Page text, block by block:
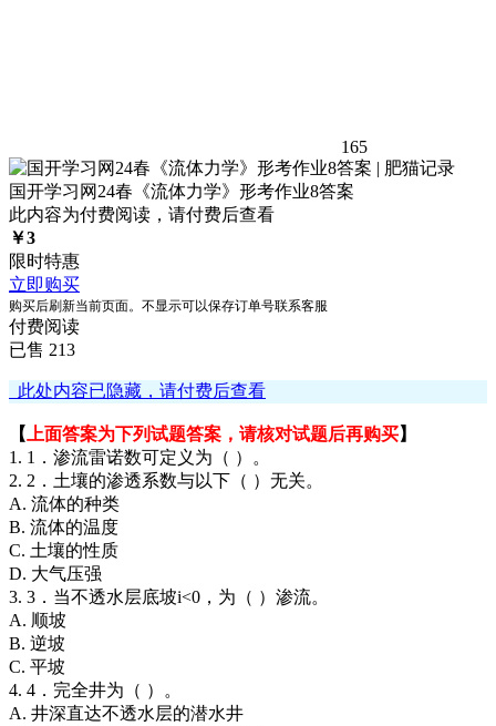
165
国开学习网24春《流体力学》形考作业8答案
此内容为付费阅读，请付费后查看
￥3
限时特惠
立即购买
购买后刷新当前页面。不显示可以保存订单号联系客服
付费阅读
已售 213
此处内容已隐藏，请付费后查看
【 上面答案为下列试题答案，请核对试题后再购买】
1. 1．渗流雷诺数可定义为（ ）。
2. 2．土壤的渗透系数与以下（ ）无关。
A. 流体的种类
B. 流体的温度
C. 土壤的性质
D. 大气压强
3. 3．当不透水层底坡i<0，为（ ）渗流。
A. 顺坡
B. 逆坡
C. 平坡
4. 4．完全井为（ ）。
A. 井深直达不透水层的潜水井